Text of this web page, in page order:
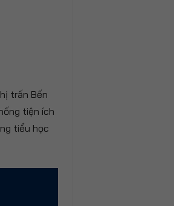
trấn Bến
tiện ích
tiểu học